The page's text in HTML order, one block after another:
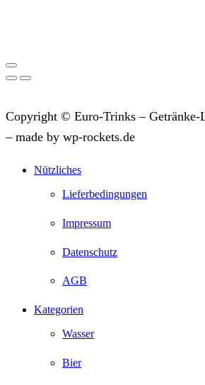
Copyright © Euro-Trinks –
– made by wp-rockets.de
Nützliches
Lieferbedingungen
Impressum
Datenschutz
AGB
Kategorien
Wasser
Bier